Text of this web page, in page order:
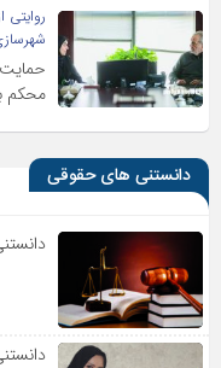
حمایت
محکم
دانستنی های حقوقی